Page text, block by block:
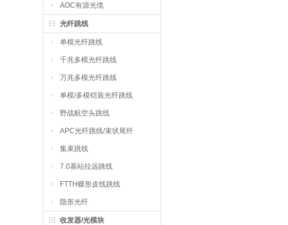
AOC有源光缆
光纤跳线
单模光纤跳线
千兆多模光纤跳线
万兆多模光纤跳线
单模/多模铠装光纤跳线
野战航空头跳线
APC光纤跳线/束状尾纤
集束跳线
7.0基站拉远跳线
FTTH蝶形皮线跳线
隐形光纤
收发器/光模块